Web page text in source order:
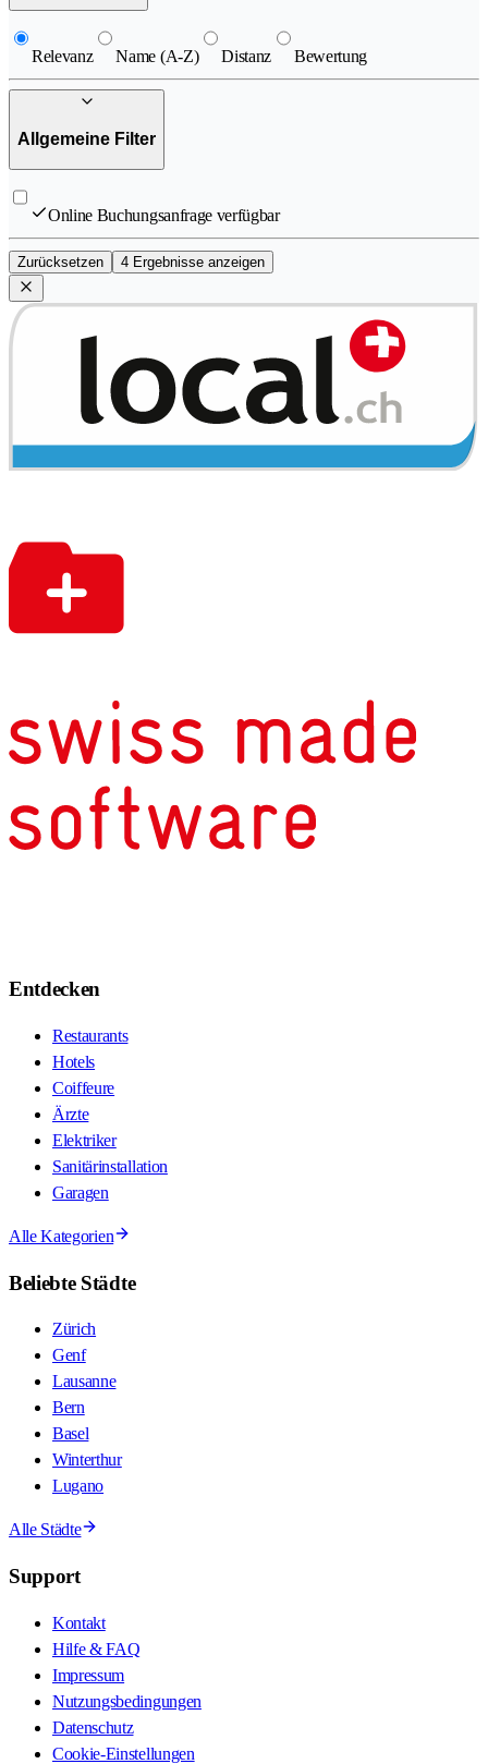
Relevanz Name (A-Z) Distanz Bewertung
Allgemeine Filter
Online Buchungsanfrage verfügbar
Zurücksetzen 4 Ergebnisse anzeigen
Entdecken
Restaurants
Hotels
Coiffeure
Ärzte
Elektriker
Sanitärinstallation
Garagen
Alle Kategorien
Beliebte Städte
Zürich
Genf
Lausanne
Bern
Basel
Winterthur
Lugano
Alle Städte
Support
Kontakt
Hilfe & FAQ
Impressum
Nutzungsbedingungen
Datenschutz
Cookie-Einstellungen